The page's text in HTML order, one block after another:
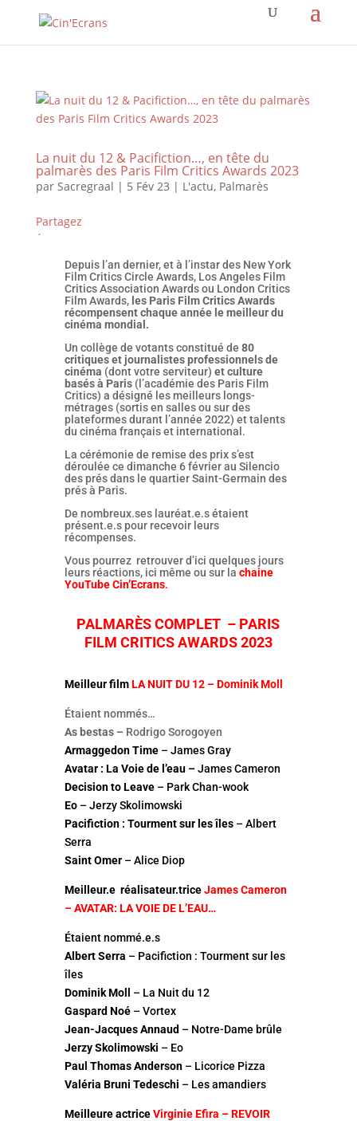
La nuit du 12 & Pacifiction…, en tête du
palmarès des Paris Film Critics Awards 2023
par Sacregraal | 5 Fév 23 | L'actu, Palmarès
Partagez
Épingle
Depuis l’an dernier, et à l’instar des New York
Film Critics Circle Awards, Los Angeles Film
Critics Association Awards ou London Critics
Film Awards, les Paris Film Critics Awards
récompensent chaque année le meilleur du
cinéma mondial.
Un collège de votants constitué de 80
critiques et journalistes professionnels de
cinéma (dont votre serviteur) et culture
basés à Paris(l’académie des Paris Film
Critics) a désigné les meilleurs longs-
métrages (sortis en salles ou sur des
plateformes durant l’année 2022) et talents
du cinéma français et international.
La cérémonie de remise des prix s’est
déroulée ce dimanche 6 février au Silencio
des prés dans le quartier Saint-Germain des
prés à Paris.
De nombreux.ses lauréat.e.s étaient
présent.e.s pour recevoir leurs
récompenses.
Vous pourrez retrouver d’ici quelques jours
leurs réactions, ici même ou sur la chaine
YouTube Cin’Ecrans.
PALMARÈS COMPLET – PARIS
FILM CRITICS AWARDS 2023
Meilleur filmLA NUIT DU 12 – Dominik Moll
Étaient nommés…
As bestas – Rodrigo Sorogoyen
Armaggedon Time– James Gray
Avatar : La Voie de l’eau –James Cameron
Decision to Leave– Park Chan-wook
Eo – Jerzy Skolimowski
Pacifiction : Tourment sur les îles– Albert
Serra
Saint Omer– Alice Diop
Meilleur.e réalisateur.triceJames Cameron
– AVATAR: LA VOIE DE L’EAU…
Étaient nommé.e.s
Albert Serra – Pacifiction : Tourment sur les
îles
Dominik Moll
– La Nuit du 12
Gaspard Noé– Vortex
Jean-Jacques Annaud – Notre-Dame brûle
Jerzy Skolimowski – Eo
Paul Thomas Anderson– Licorice Pizza
Valéria Bruni Tedeschi – Les amandiers
Meilleure actriceVirginie Efira – REVOIR